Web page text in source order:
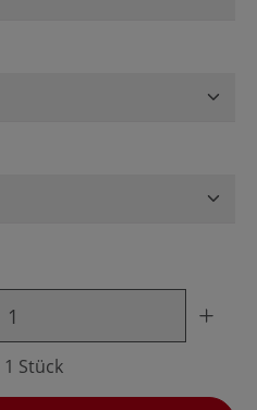
1 Stück